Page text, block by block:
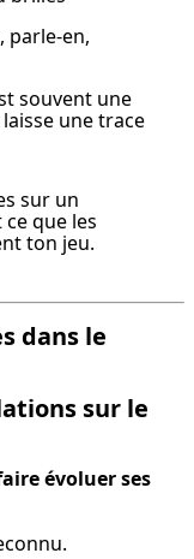
parle-en,
souvent une
une trace
sur un
que les
ton jeu.
dans le
sur le
évoluer ses